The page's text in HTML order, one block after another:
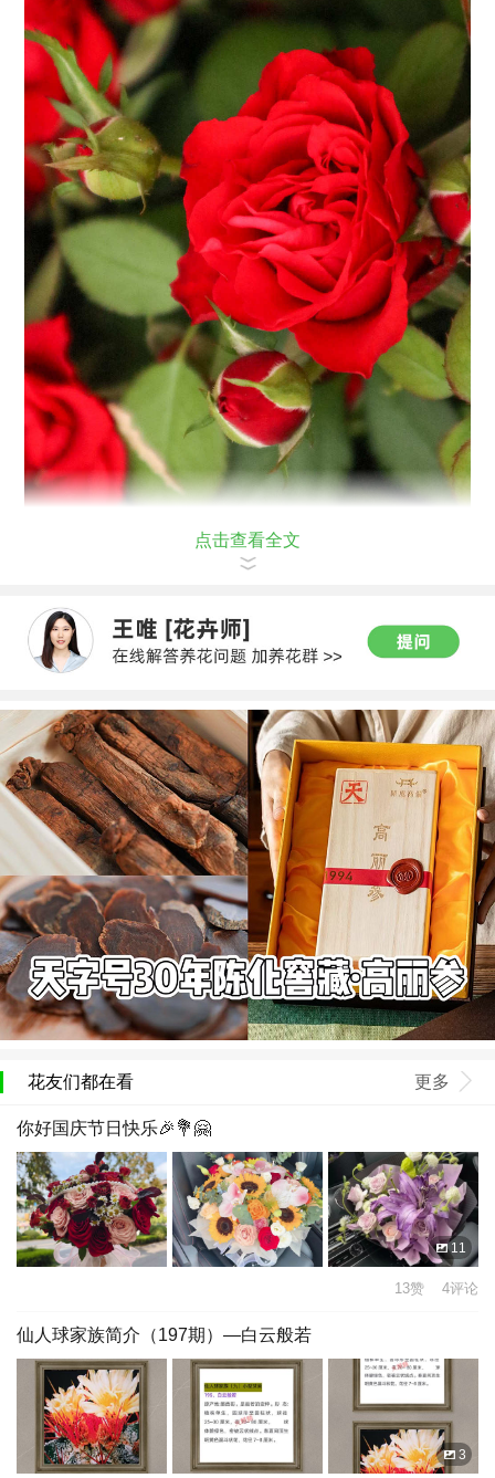
点击查看全文
花友们都在看 更多
你好国庆节日快乐🎉💐🤗
11
13赞 4评论
仙人球家族简介（197期）—白云般若
3